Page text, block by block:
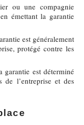
ou une compagnie
émettant la garantie
est généralement
protégé contre les
garantie est déterminé
de l’entreprise et des